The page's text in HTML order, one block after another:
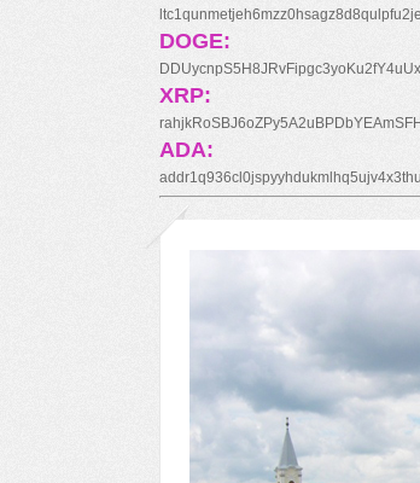
DOGE:
XRP:
ADA: